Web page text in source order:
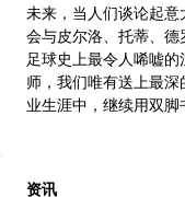
未来，当人们谈论起
会与皮尔洛、托蒂、
足球史上最令人唏嘘
师，我们唯有送上最
业生涯中，继续用双脚
资讯